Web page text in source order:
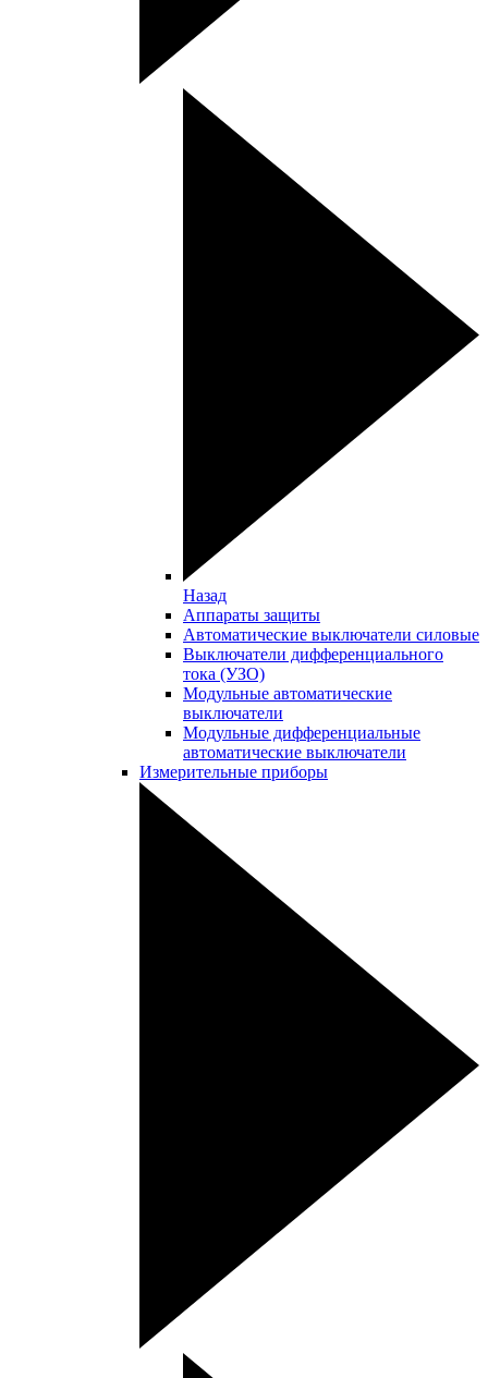
Назад
Аппараты защиты
Автоматические выключатели силовые
Выключатели дифференциального
тока (УЗО)
Модульные автоматические
выключатели
Модульные дифференциальные
автоматические выключатели
Измерительные приборы